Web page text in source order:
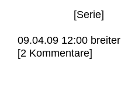
[Serie]
09.04.09 12:00 breiter
[2 Kommentare]